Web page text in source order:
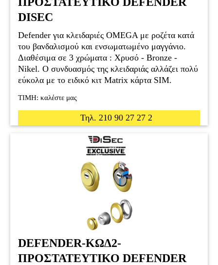
DISEC
Defender για κλειδαριές OMEGA με ροζέτα κατά
του βανδαλισμού και ενσωματωμένο μαγγάνιο.
Διαθέσιμα σε 3 χρώματα : Xρυσό - Bronze -
Nikel. Ο συνδυασμός της κλειδαριάς αλλάζει πολύ
εύκολα με το ειδικό κιτ Matrix κάρτα SIM.
ΤΙΜΗ: καλέστε μας
Τηλ. 210 90 27 27 2
DEFENDER-ΚΩΔ2-
ΠΡΟΣΤΑΤΕΥΤΙΚΟ DEFENDER